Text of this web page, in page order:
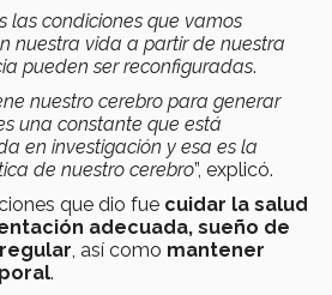
las condiciones que vamos
nuestra vida a partir de nuestra
pueden ser reconfiguradas.
nuestro cerebro para generar
una constante que está
en investigación y esa es la
de nuestro cerebro”, explicó.
que dio fue cuidar la salud
adecuada, sueño de
, así como mantener
.